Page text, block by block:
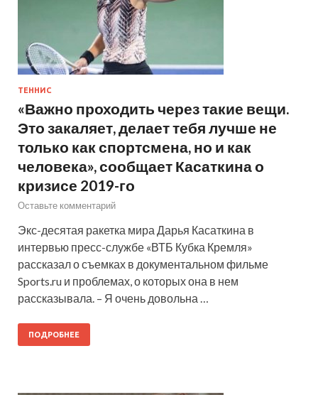
ТЕННИС
«Важно проходить через такие вещи.
Это закаляет, делает тебя лучше не
только как спортсмена, но и как
человека», сообщает Касаткина о
кризисе 2019-го
Оставьте комментарий
Экс-десятая ракетка мира Дарья Касаткина в
интервью пресс-службе «ВТБ Кубка Кремля»
рассказал о съемках в документальном фильме
Sports.ru и проблемах, о которых она в нем
рассказывала. – Я очень довольна …
ПОДРОБНЕЕ